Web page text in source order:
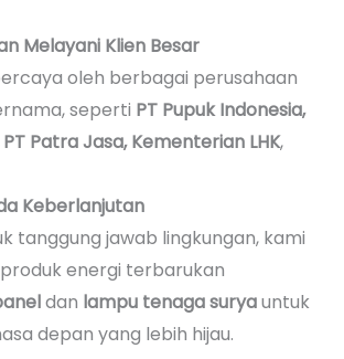
Melayani Klien Besar
oleh berbagai perusahaan
seperti PT Pupuk Indonesia,
Patra Jasa, Kementerian LHK,
Keberlanjutan
tanggung jawab lingkungan, kami
energi terbarukan
dan lampu tenaga suryauntuk
depan yang lebih hijau.